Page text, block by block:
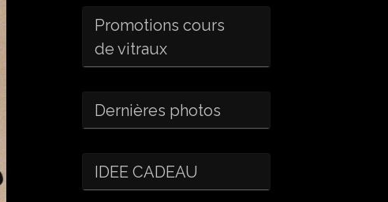
Promotions cours
de vitraux
Dernières photos
IDEE CADEAU